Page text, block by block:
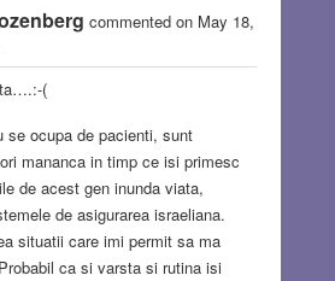
commented on May 18,
(
se ocupa de pacienti, sunt
mananca in timp ce isi primesc
de acest gen inunda viata,
de asigurarea israeliana.
situatii care imi permit sa ma
ca si varsta si rutina isi